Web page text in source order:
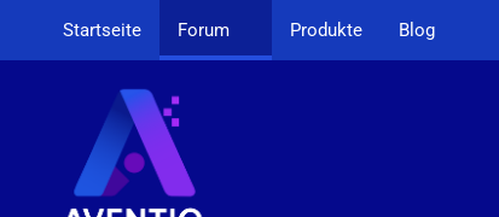
Startseite Forum Produkte Blog